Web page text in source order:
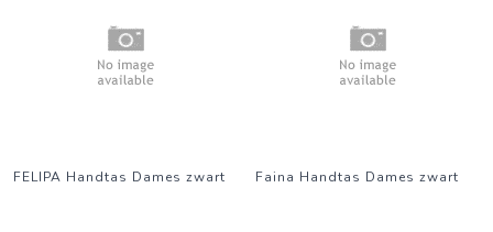
FELIPA Handtas Dames zwart Faina Handtas Dames zwart